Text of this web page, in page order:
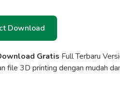
Download
Gratis Full Terbaru
file 3D printing dengan mudah